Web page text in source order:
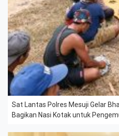
Sat Lantas Polres Mesuji Gelar
Bagikan Nasi Kotak untuk